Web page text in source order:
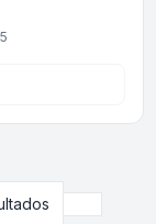
Página